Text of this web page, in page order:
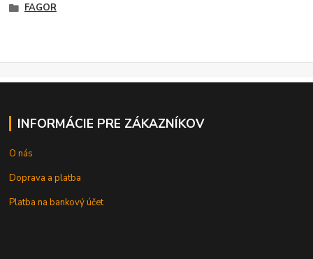
FAGOR
INFORMÁCIE PRE ZÁKAZNÍKOV
O nás
Doprava a platba
Platba na bankový účet